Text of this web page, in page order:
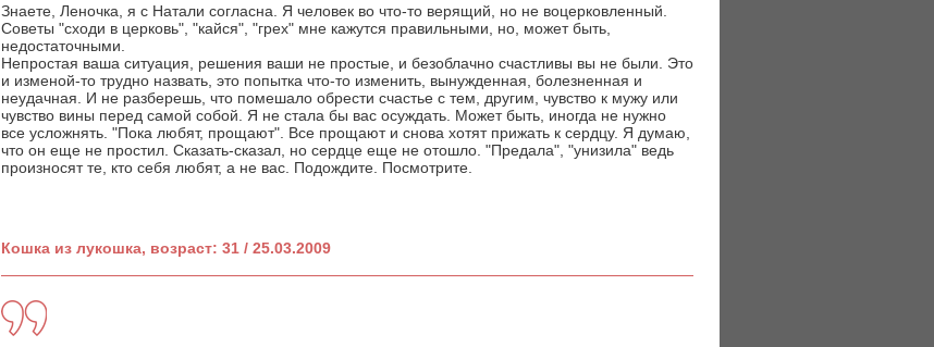
Знаете, Леночка, я с Натали согласна. Я человек во что-то верящий, но не воцерковленный.
Советы "сходи в церковь", "кайся", "грех" мне кажутся правильными, но, может быть,
недостаточными.
Непростая ваша ситуация, решения ваши не простые, и безоблачно счастливы вы не были. Это
и изменой-то трудно назвать, это попытка что-то изменить, вынужденная, болезненная и
неудачная. И не разберешь, что помешало обрести счастье с тем, другим, чувство к мужу или
чувство вины перед самой собой. Я не стала бы вас осуждать. Может быть, иногда не нужно
все усложнять. "Пока любят, прощают". Все прощают и снова хотят прижать к сердцу. Я думаю,
что он еще не простил. Сказать-сказал, но сердце еще не отошло. "Предала", "унизила" ведь
произносят те, кто себя любят, а не вас. Подождите. Посмотрите.
Кошка из лукошка, возраст: 31 / 25.03.2009